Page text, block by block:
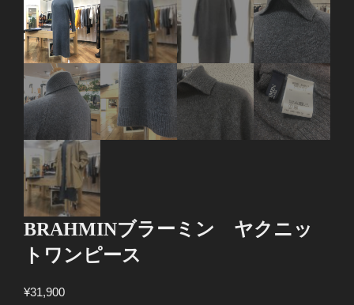
BRAHMINブラーミン ヤクニッ
トワンピース
¥31,900